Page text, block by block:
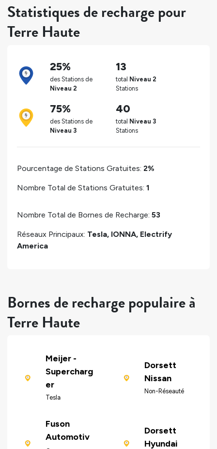
Statistiques de recharge pour
Terre Haute
25%
des Stations de
Niveau 2
13
total Niveau 2
Stations
75%
des Stations de
Niveau 3
40
total Niveau 3
Stations
Pourcentage de Stations Gratuites: 2%
Nombre Total de Stations Gratuites: 1
Nombre Total de Bornes de Recharge: 53
Réseaux Principaux: Tesla, IONNA, Electrify
America
Bornes de recharge populaire à
Terre Haute
Meijer -
Supercharg
er
Tesla
Dorsett
Nissan
Non-Réseauté
Fuson
Automotiv
Dorsett
Hyundai